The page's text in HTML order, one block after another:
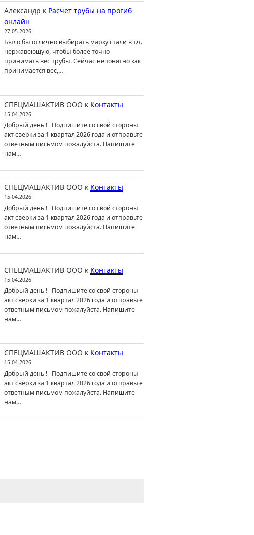
Александр к Расчет трубы на прогиб
онлайн
27.05.2026
Было бы отлично выбирать марку стали в т.ч.
нержавеющую, чтобы более точно
принимать вес трубы. Сейчас непонятно как
принимается вес,…
СПЕЦМАШАКТИВ ООО к Контакты
15.04.2026
Добрый день ! Подпишите со свой стороны
акт сверки за 1 квартал 2026 года и отправьте
ответным письмом пожалуйста. Напишите
нам…
СПЕЦМАШАКТИВ ООО к Контакты
15.04.2026
Добрый день ! Подпишите со свой стороны
акт сверки за 1 квартал 2026 года и отправьте
ответным письмом пожалуйста. Напишите
нам…
СПЕЦМАШАКТИВ ООО к Контакты
15.04.2026
Добрый день ! Подпишите со свой стороны
акт сверки за 1 квартал 2026 года и отправьте
ответным письмом пожалуйста. Напишите
нам…
СПЕЦМАШАКТИВ ООО к Контакты
15.04.2026
Добрый день ! Подпишите со свой стороны
акт сверки за 1 квартал 2026 года и отправьте
ответным письмом пожалуйста. Напишите
нам…